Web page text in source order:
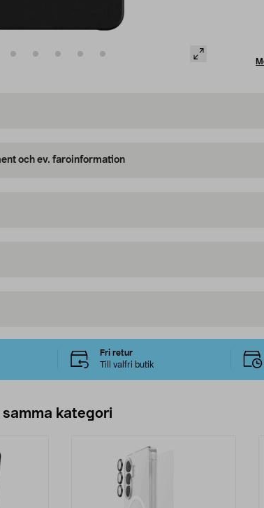
och ev. faroinformation
Fri retur
Till valfri butik
kategori